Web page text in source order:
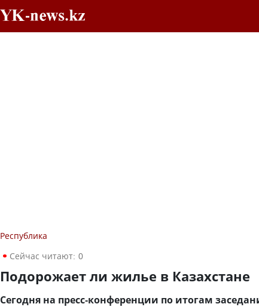
Республика
Сейчас читают: 0
Подорожает ли жилье в Казахстане
Сегодня на пресс-конференции по итогам